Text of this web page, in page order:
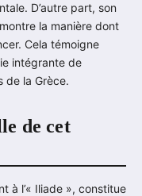
D’autre part, son
la manière dont
Cela témoigne
intégrante de
de la Grèce.
de cet
à l’« Iliade », constitue